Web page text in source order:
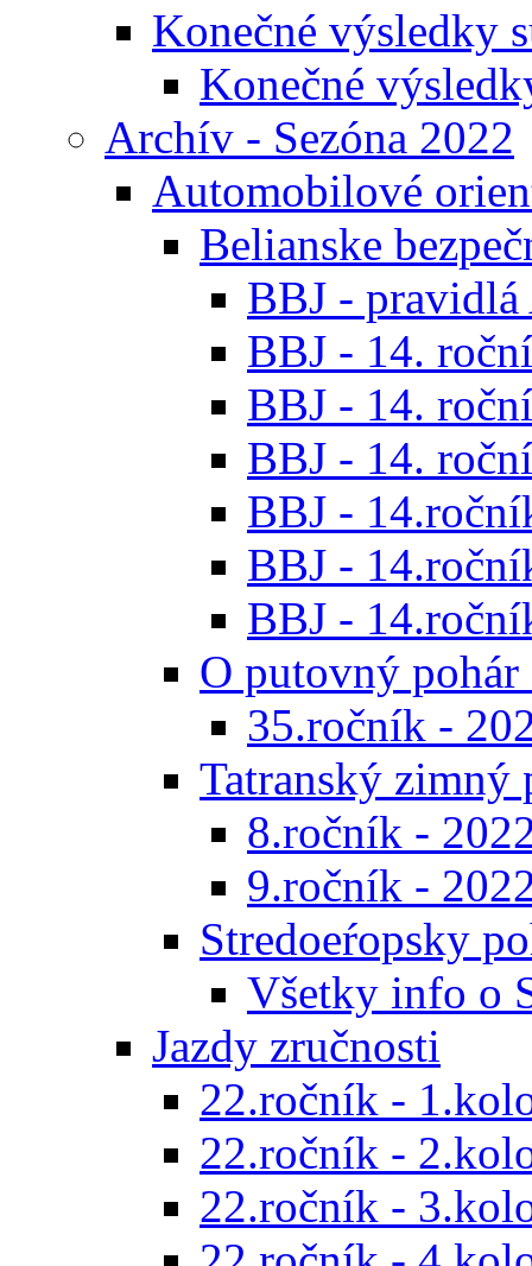
Konečné výsledky
Konečné
Archív - Sezóna 2022
Automobilové
Belianske
BBJ - pravidlá
BBJ - 14.
BBJ - 14.
BBJ - 14.
BBJ -
BBJ -
BBJ -
O putovný
35.ročník -
Tatranský zimný
8.ročník -
9.ročník -
Stredoeŕopsky
Všetky info o
Jazdy zručnosti
22.ročník -
22.ročník -
22.ročník -